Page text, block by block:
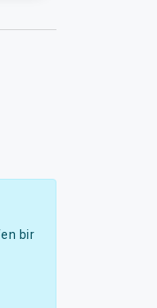
bir